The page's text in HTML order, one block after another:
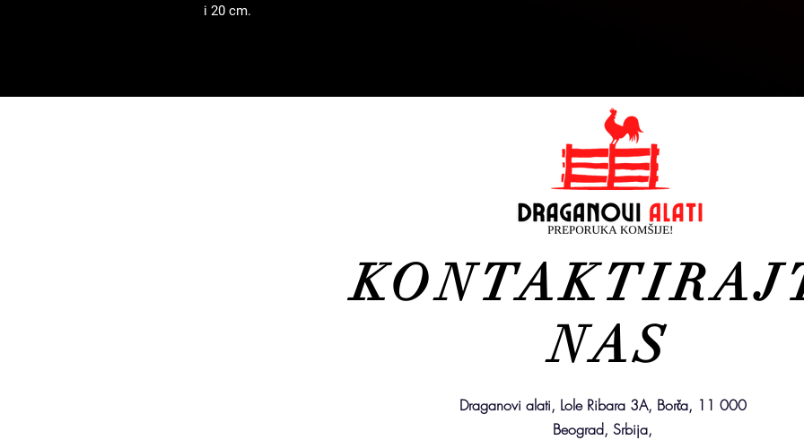
i 20 cm.
NAS
Draganovi alati, Lole Ribara 3A, Borča, 11 000
Beograd, Srbija,